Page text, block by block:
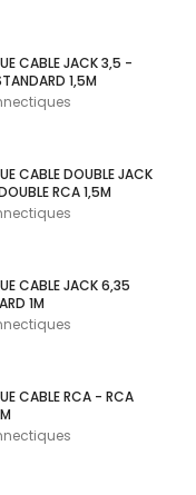
CABLE JACK 3,5 -
1,5M
CABLE DOUBLE JACK
RCA 1,5M
CABLE JACK 6,35
1M
CABLE RCA - RCA